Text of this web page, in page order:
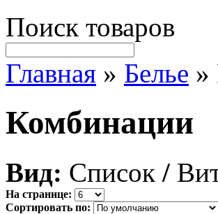
Поиск товаров
Главная » Белье »
Комбинации
Вид: Список /
На странице:
Сортировать по: